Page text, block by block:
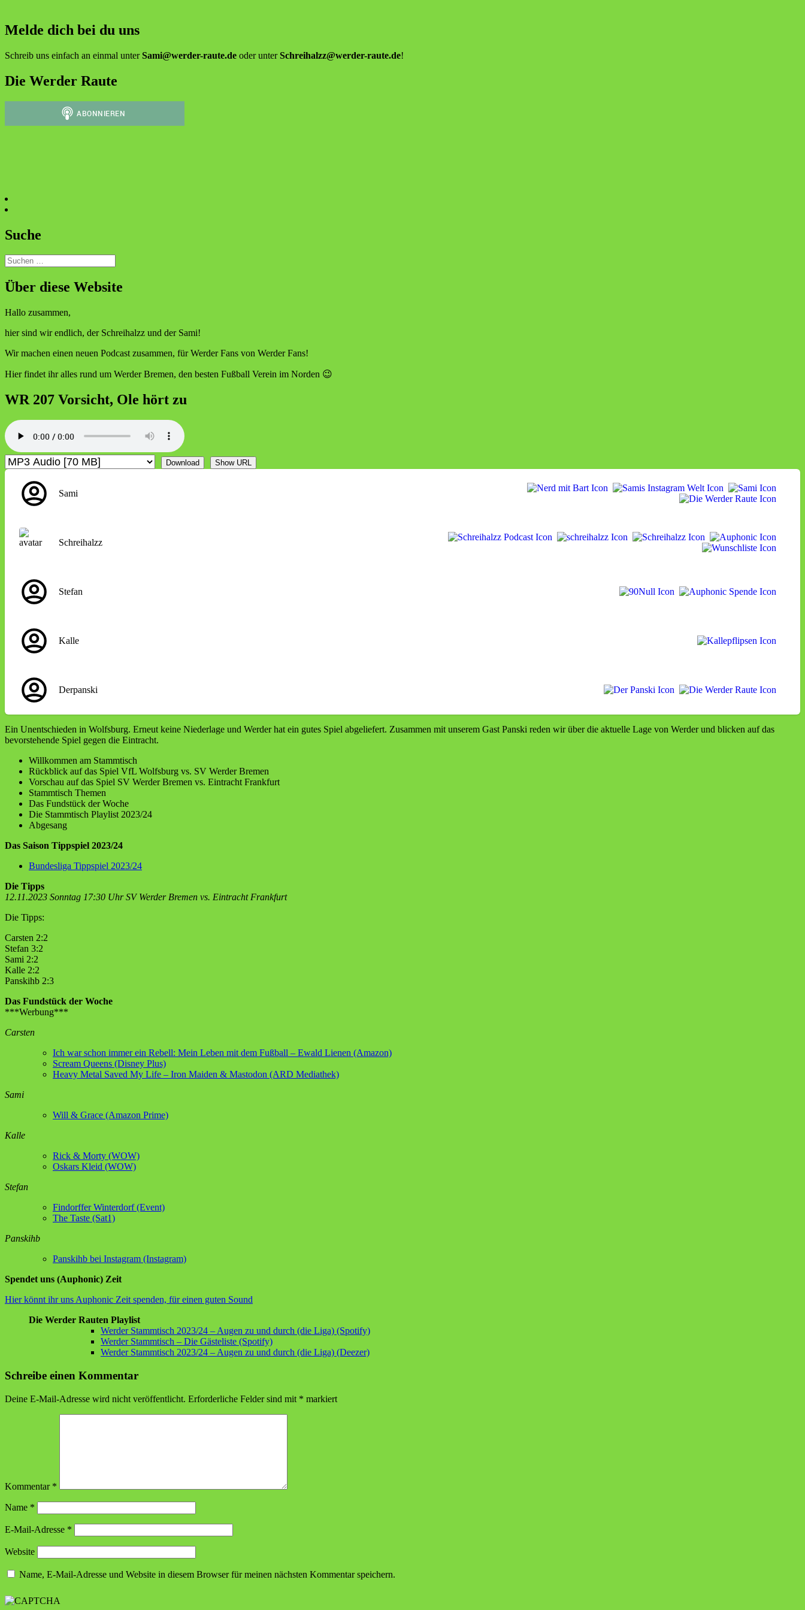
Melde dich bei du uns
Schreib uns einfach an einmal unterSami@werder-raute.de oder unterSchreihalzz@werder-raute.de!
Die Werder Raute
Suche
Suchen
nach:
Über diese Website
Hallo zusammen,
hier sind wir endlich, der Schreihalzz und der Sami!
Wir machen einen neuen Podcast zusammen, für Werder Fans von Werder Fans!
Hier findet ihr alles rund um Werder Bremen, den besten Fußball Verein im Norden 😉
WR 207 Vorsicht, Ole hört zu
Download Show URL
Sami
Schreihalzz
Stefan
Kalle
Derpanski
Ein Unentschieden in Wolfsburg. Erneut keine Niederlage und Werder hat ein gutes Spiel abgeliefert. Zusammen mit unserem Gast Panski reden wir über die aktuelle Lage von Werder und blicken auf das
bevorstehende Spiel gegen die Eintracht.
Willkommen am Stammtisch
Rückblick auf das Spiel VfL Wolfsburg vs. SV Werder Bremen
Vorschau auf das Spiel SV Werder Bremen vs. Eintracht Frankfurt
Stammtisch Themen
Das Fundstück der Woche
Die Stammtisch Playlist 2023/24
Abgesang
Das Saison Tippspiel 2023/24
Bundesliga Tippspiel 2023/24
Die Tipps
12.11.2023 Sonntag 17:30 Uhr SV Werder Bremen vs. Eintracht Frankfurt
Die Tipps:
Carsten 2:2
Stefan 3:2
Sami 2:2
Kalle 2:2
Panskihb 2:3
Das Fundstück der Woche
***Werbung***
Carsten
Ich war schon immer ein Rebell: Mein Leben mit dem Fußball – Ewald Lienen (Amazon)
Scream Queens (Disney Plus)
Heavy Metal Saved My Life – Iron Maiden & Mastodon (ARD Mediathek)
Sami
Will & Grace (Amazon Prime)
Kalle
Rick & Morty (WOW)
Oskars Kleid (WOW)
Stefan
Findorffer Winterdorf (Event)
The Taste (Sat1)
Panskihb
Panskihb bei Instagram (Instagram)
Spendet uns (Auphonic) Zeit
Hier könnt ihr uns Auphonic Zeit spenden, für einen guten Sound
Die Werder Rauten Playlist
Werder Stammtisch 2023/24 – Augen zu und durch (die Liga) (Spotify)
Werder Stammtisch – Die Gästeliste (Spotify)
Werder Stammtisch 2023/24 – Augen zu und durch (die Liga) (Deezer)
Schreibe einen Kommentar
Deine E-Mail-Adresse wird nicht veröffentlicht. Erforderliche Felder sind mit * markiert
Kommentar *
Name *
E-Mail-Adresse *
Website
Name, E-Mail-Adresse und Website in diesem Browser für meinen nächsten Kommentar speichern.